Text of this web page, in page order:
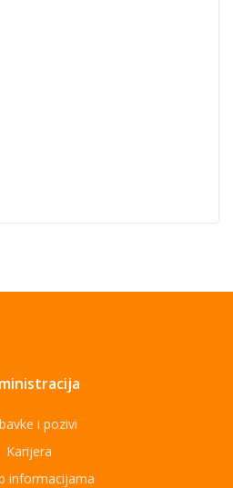
i pozivi
Karijera
informacijama